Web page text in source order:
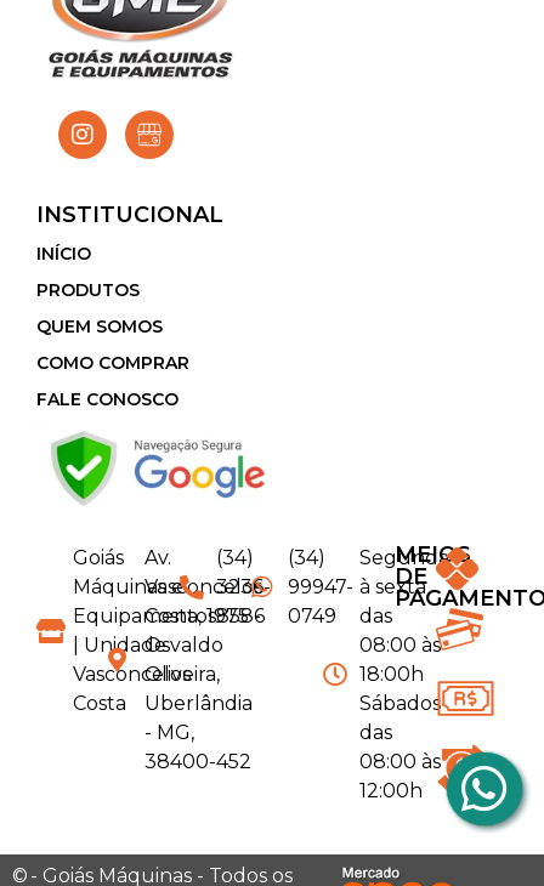
INSTITUCIONAL
INÍCIO
PRODUTOS
QUEM SOMOS
COMO COMPRAR
FALE CONOSCO
Goiás
Máquinas e
Equipamentos
| Unidade
Vasconcelos
Costa
Av.
Vasconcelos
Costa, 1975 -
Osvaldo
Oliveira,
Uberlândia
- MG,
38400-452
(34)
3236-
8586
(34)
99947-
0749
Segunda
à sexta
das
08:00 às
18:00h
Sábados
das
08:00 às
12:00h
MEIOS
DE
© - Goiás Máquinas - Todos os